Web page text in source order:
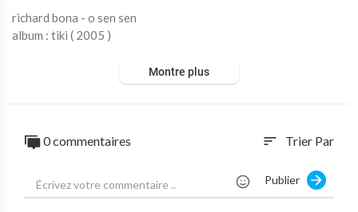
richard bona - o sen sen
album : tiki ( 2005 )
Montre plus
0 commentaires sort Trier Par
Publier